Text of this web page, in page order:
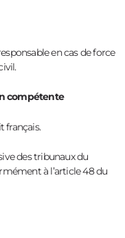
en cas de force
compétente
français.
des tribunaux du
à l’article 48 du